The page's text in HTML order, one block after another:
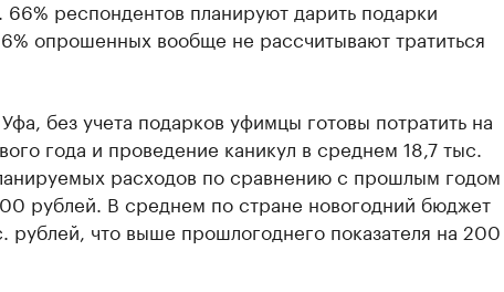
66% респондентов планируют дарить подарки
опрошенных вообще не рассчитывают тратиться
без учета подарков уфимцы готовы потратить на
года и проведение каникул в среднем 18,7 тыс.
расходов по сравнению с прошлым годом
рублей. В среднем по стране новогодний бюджет
рублей, что выше прошлогоднего показателя на 200